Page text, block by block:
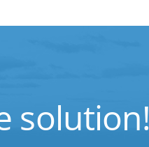
solution!